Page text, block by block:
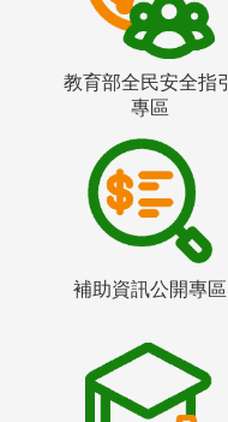
教育部全民安全指引
專區
補助資訊公開專區